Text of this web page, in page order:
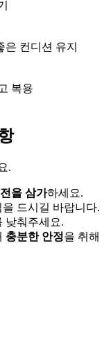
컨디션 유지
복용
.
을 삼가하세요.
드시길 바랍니다.
낮춰주세요.
충분한 안정을 취해